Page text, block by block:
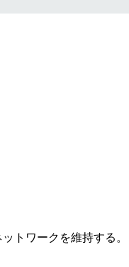
トワークを維持する。